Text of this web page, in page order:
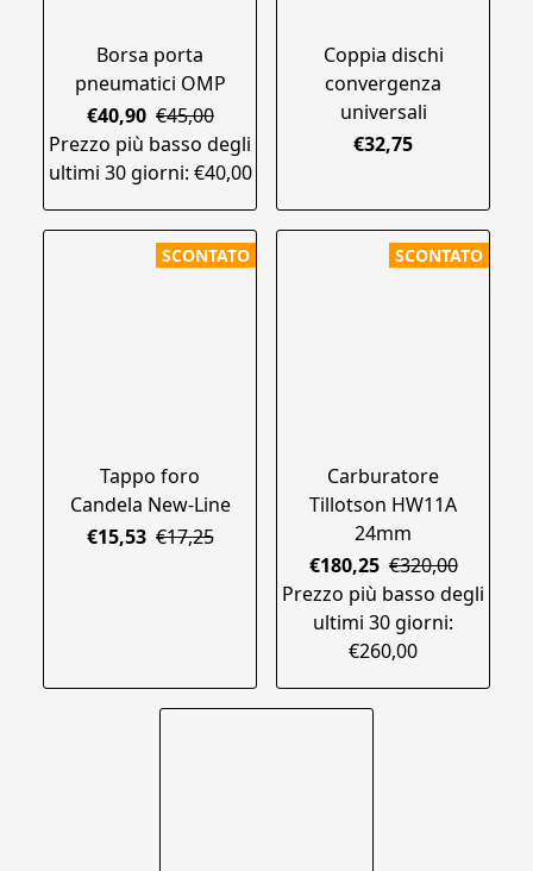
Borsa porta
pneumatici OMP
€40,90 €45,00
Prezzo più basso degli
ultimi 30 giorni: €40,00
Coppia dischi
convergenza
universali
€32,75
SCONTATO
Tappo foro
Candela New-Line
€15,53 €17,25
SCONTATO
Carburatore
Tillotson HW11A
24mm
€180,25 €320,00
Prezzo più basso degli
ultimi 30 giorni:
€260,00